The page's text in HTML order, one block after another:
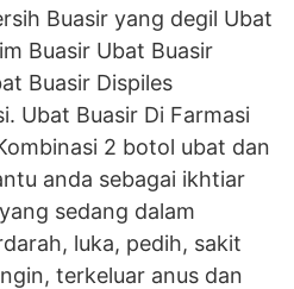
Buasir yang degil Ubat
Buasir Ubat Buasir
Buasir Dispiles
Ubat Buasir Di Farmasi
2 botol ubat dan
anda sebagai ikhtiar
sedang dalam
luka, pedih, sakit
terkeluar anus dan